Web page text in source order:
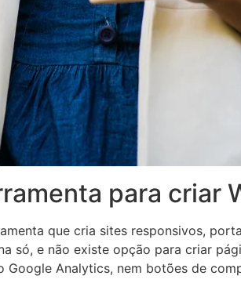
para criar
que cria sites responsivos,
só, e não existe opção para criar
Analytics, nem botões de